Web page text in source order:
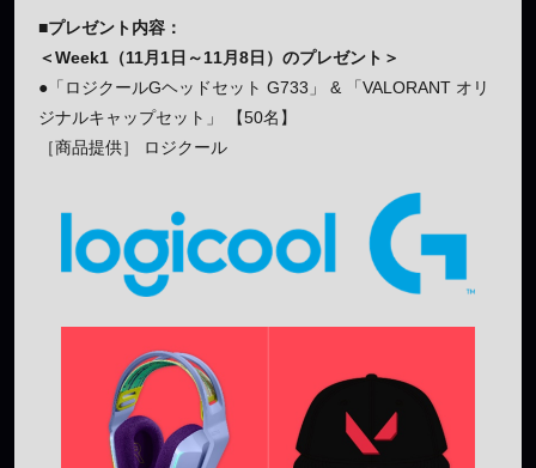
■プレゼント内容：
＜Week1（11月1日～11月8日）のプレゼント＞
●「ロジクールGヘッドセット G733」 & 「VALORANT オリ
ジナルキャップセット」 【50名】
［商品提供］ ロジクール